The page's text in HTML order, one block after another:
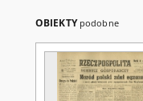
OBIEKTY podobne